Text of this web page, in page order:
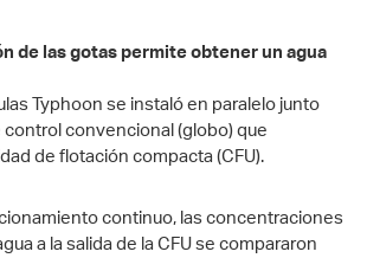
de las gotas permite obtener un agua
Typhoon se instaló en paralelo junto
control convencional (globo) que
de flotación compacta (CFU).
continuo, las concentraciones
a la salida de la CFU se compararon